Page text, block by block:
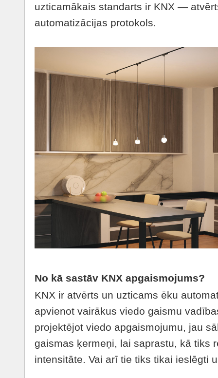
uzticamākais standarts ir KNX —
automatizācijas protokols.
No kā sastāv KNX apgaismojums?
KNX ir atvērts un uzticams ēku
apvienot vairākus viedo gaismu
projektējot viedo apgaismojumu, jau
gaismas ķermeņi, lai saprastu, kā tiks
intensitāte. Vai arī tie tiks tikai ieslēgti